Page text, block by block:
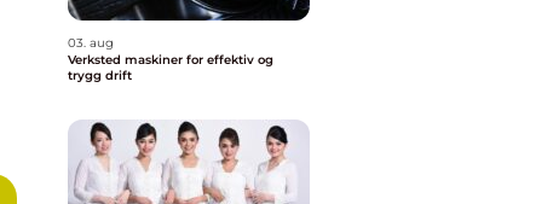
03. aug
Verksted maskiner for effektiv og
trygg drift